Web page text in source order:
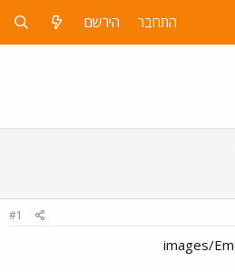
התחבר הירשם
#1